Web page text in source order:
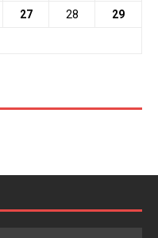
27 28 29